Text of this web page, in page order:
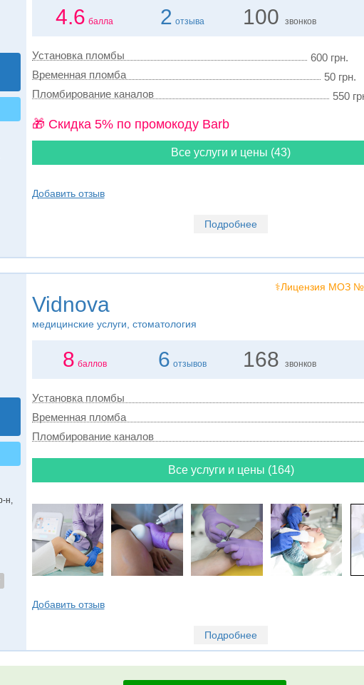
4.6 балла 2 отзыва 100 звонков
Установка пломбы
600 грн.
Временная пломба
50 грн.
Пломбирование каналов
550
🎁 Cкидка 5% по промокоду Barb
Все услуги и цены (43)
Добавить отзыв
Подробнее
н,
⚕️Лицензия МОЗ
Vidnova
медицинские услуги, стоматология
8 баллов 6 отзывов 168 звонков
Установка пломбы
Временная пломба
Пломбирование каналов
Все услуги и цены (164)
Добавить отзыв
Подробнее